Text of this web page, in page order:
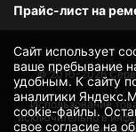
Сайт использует
ваше пребывание
удобным. К cайту
аналитики
cookie-файлы.
своесогласие на
Прайс-лист на
© 2010-2026
Использование
исключительно в